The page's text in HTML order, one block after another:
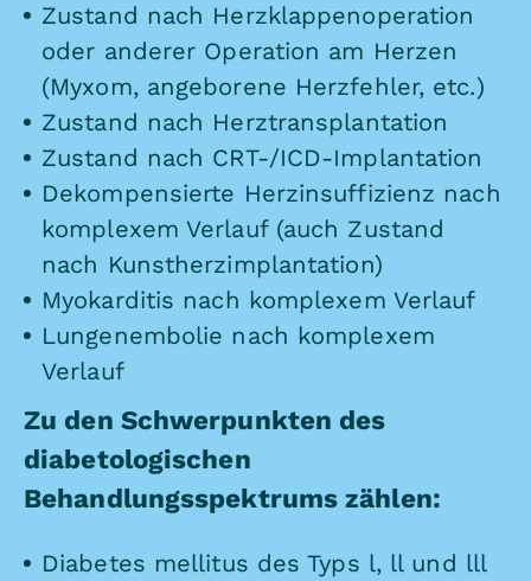
Zustand nach Herzklappenoperation
oder anderer Operation am Herzen
(Myxom, angeborene Herzfehler, etc.)
Zustand nach Herztransplantation
Zustand nach CRT-/ICD-Implantation
Dekompensierte Herzinsuffizienz nach
komplexem Verlauf (auch Zustand
nach Kunstherzimplantation)
Myokarditis nach komplexem Verlauf
Lungenembolie nach komplexem
Verlauf
Zu den Schwerpunkten des
diabetologischen
Behandlungsspektrums zählen:
Diabetes mellitus des Typs l, ll und lll